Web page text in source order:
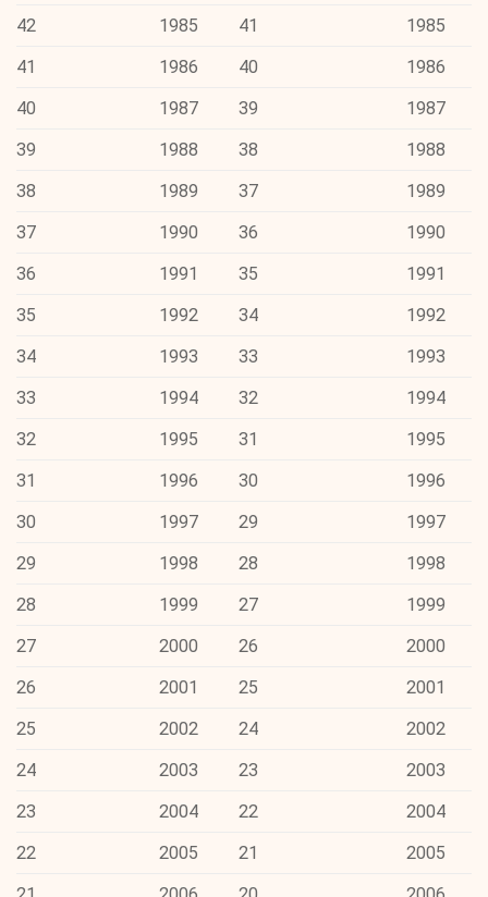
42
1985 41
1985
41
1986 40
1986
40
1987 39
1987
39
1988 38
1988
38
1989 37
1989
37
1990 36
1990
36
1991 35
1991
35
1992 34
1992
34
1993 33
1993
33
1994 32
1994
32
1995 31
1995
31
1996 30
1996
30
1997 29
1997
29
1998 28
1998
28
1999 27
1999
27
2000 26
2000
26
2001 25
2001
25
2002 24
2002
24
2003 23
2003
23
2004 22
2004
22
2005 21
2005